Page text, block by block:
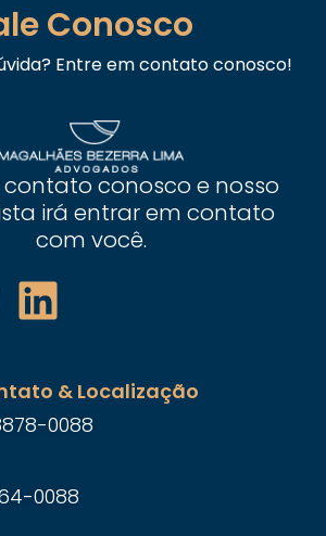
Conosco
Entre em contato conosco!
contato conosco e nosso
irá entrar em contato
com você.
& Localização
0088
0088